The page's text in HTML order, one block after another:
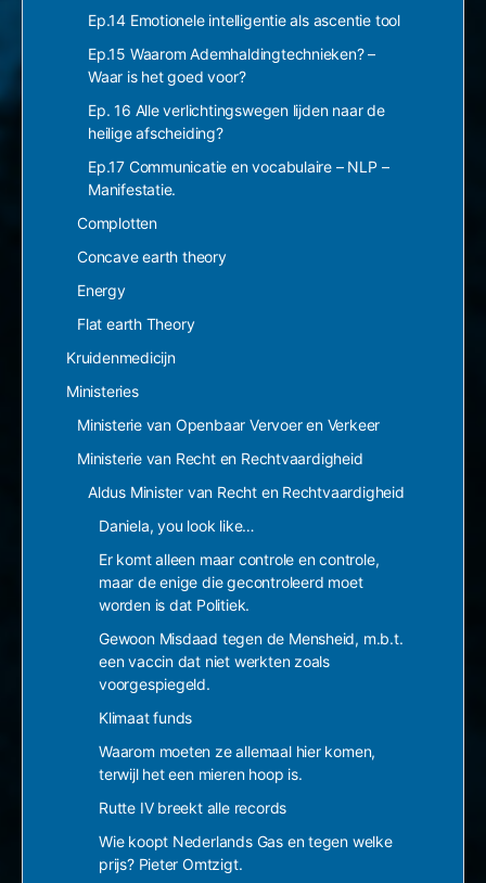
Ep.14 Emotionele intelligentie als ascentie tool
Ep.15 Waarom Ademhaldingtechnieken? –
Waar is het goed voor?
Ep. 16 Alle verlichtingswegen lijden naar de
heilige afscheiding?
Ep.17 Communicatie en vocabulaire – NLP –
Manifestatie.
Complotten
Concave earth theory
Energy
Flat earth Theory
Kruidenmedicijn
Ministeries
Ministerie van Openbaar Vervoer en Verkeer
Ministerie van Recht en Rechtvaardigheid
Aldus Minister van Recht en Rechtvaardigheid
Daniela, you look like…
Er komt alleen maar controle en controle,
maar de enige die gecontroleerd moet
worden is dat Politiek.
Gewoon Misdaad tegen de Mensheid, m.b.t.
een vaccin dat niet werkten zoals
voorgespiegeld.
Klimaat funds
Waarom moeten ze allemaal hier komen,
terwijl het een mieren hoop is.
Rutte IV breekt alle records
Wie koopt Nederlands Gas en tegen welke
prijs? Pieter Omtzigt.